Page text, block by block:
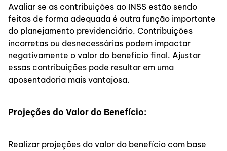
Avaliar se as contribuições ao INSS estão sendo
feitas de forma adequada é outra função importante
do planejamento previdenciário. Contribuições
incorretas ou desnecessárias podem impactar
negativamente o valor do benefício final. Ajustar
essas contribuições pode resultar em uma
aposentadoria mais vantajosa.
Projeções do Valor do Benefício:
Realizar projeções do valor do benefício com base